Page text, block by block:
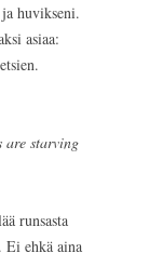
huvikseni.
asiaa:
are starving
runsasta
Ei ehkä aina